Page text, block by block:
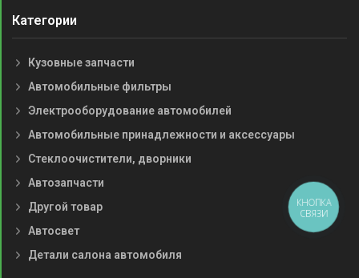
Категории
Кузовные запчасти
Автомобильные фильтры
Электрооборудование автомобилей
Автомобильные принадлежности и аксессуары
Стеклоочистители, дворники
Автозапчасти
Другой товар
Автосвет
Детали салона автомобиля
КНОПКА
СВЯЗИ